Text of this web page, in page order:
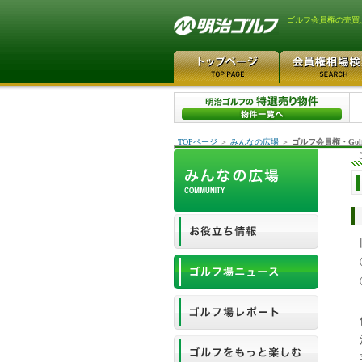
ゴルフ会員権の売
TOPページ ＞ みんなの広場 ＞ ゴルフ会員権・